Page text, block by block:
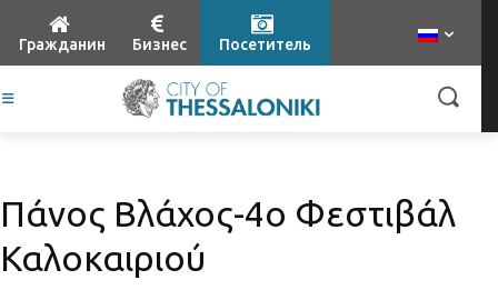
Гражданин Бизнес Посетитель
Πάνος Βλάχος-4ο Φεστιβάλ
Καλοκαιριού